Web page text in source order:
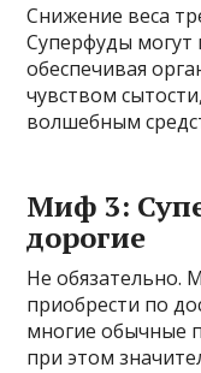
Снижение веса
Суперфуды могут
обеспечивая
чувством
волшебным
Миф 3:
дорогие
Не обязательно.
приобрести по
многие обычные
при этом